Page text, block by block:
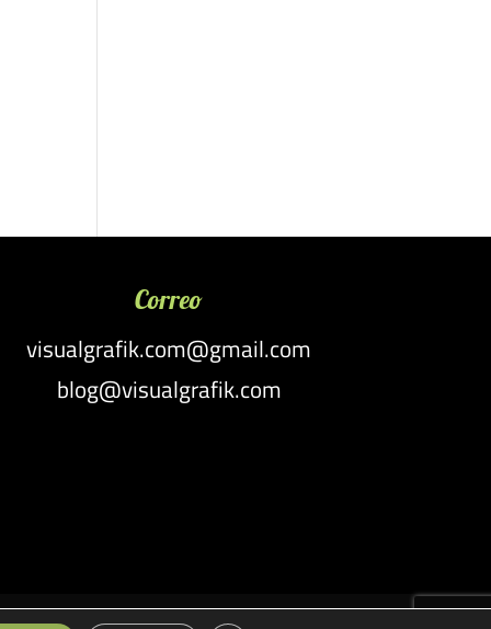
Correo
visualgrafik.com@gmail.com
blog@visualgrafik.com